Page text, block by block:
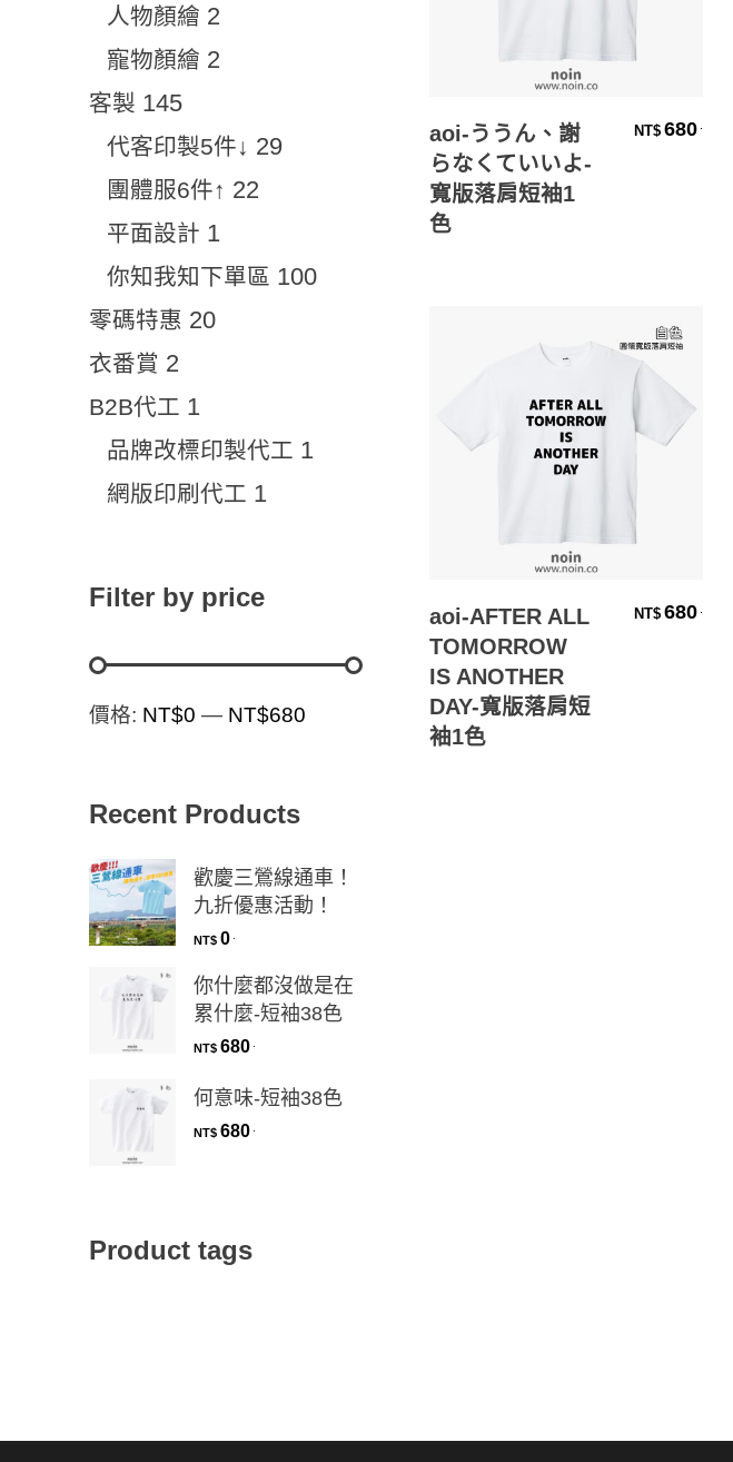
人物顏繪 2
寵物顏繪 2
客製 145
代客印製5件↓ 29
團體服6件↑ 22
平面設計 1
你知我知下單區 100
零碼特惠 20
衣番賞 2
B2B代工 1
品牌改標印製代工 1
網版印刷代工 1
Filter by price
價格: NT$0 — NT$680
Recent Products
歡慶三鶯線通車！
九折優惠活動！
NT$ 0
你什麼都沒做是在
累什麼-短袖38色
NT$ 680
何意味-短袖38色
NT$ 680
Product tags
選擇規格
aoi-ううん、謝
らなくていいよ-
寬版落肩短袖1
色
NT$ 680
aoi-AFTER ALL
TOMORROW
IS ANOTHER
DAY-寬版落肩短
袖1色
NT$ 680